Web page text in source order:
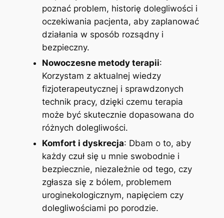
poznać problem, historię dolegliwości i
oczekiwania pacjenta, aby zaplanować
działania w sposób rozsądny i
bezpieczny.
Nowoczesne metody terapii:
Korzystam z aktualnej wiedzy
fizjoterapeutycznej i sprawdzonych
technik pracy, dzięki czemu terapia
może być skutecznie dopasowana do
różnych dolegliwości.
Komfort i dyskrecja: Dbam o to, aby
każdy czuł się u mnie swobodnie i
bezpiecznie, niezależnie od tego, czy
zgłasza się z bólem, problemem
uroginekologicznym, napięciem czy
dolegliwościami po porodzie.